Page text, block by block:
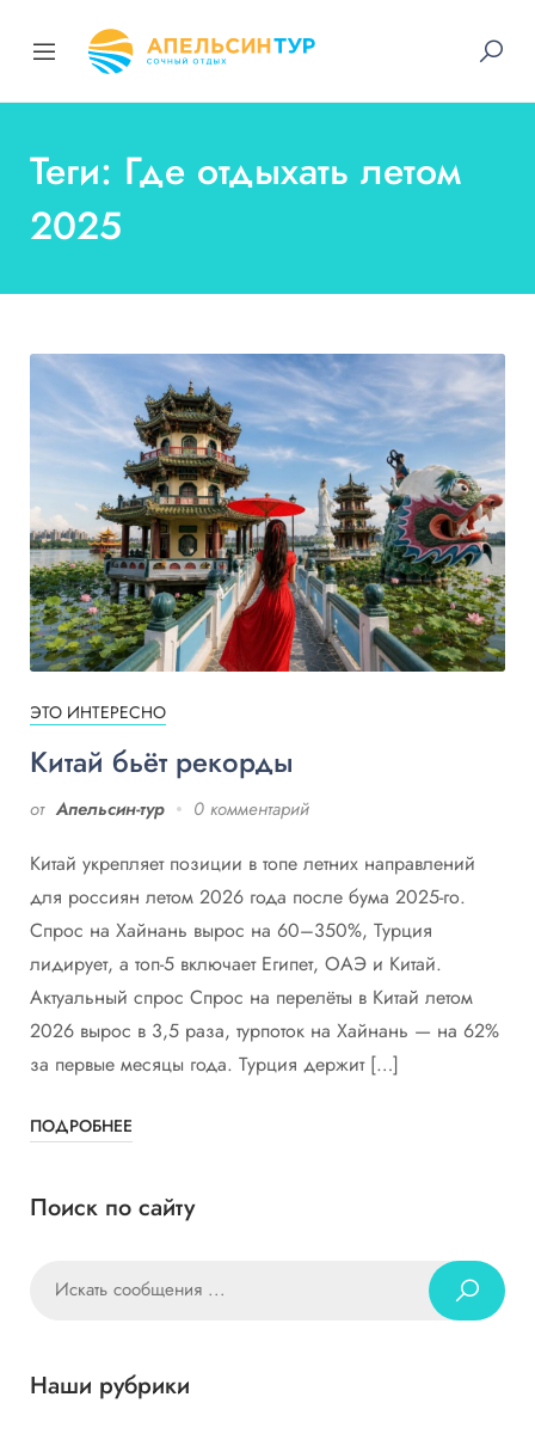
Теги: Где отдыхать летом
2025
ЭТО ИНТЕРЕСНО
Китай бьёт рекорды
от Апельсин-тур 0 комментарий
Китай укрепляет позиции в топе летних направлений
для россиян летом 2026 года после бума 2025-го.
Спрос на Хайнань вырос на 60–350%, Турция
лидирует, а топ-5 включает Египет, ОАЭ и Китай.
Актуальный спрос Спрос на перелёты в Китай летом
2026 вырос в 3,5 раза, турпоток на Хайнань — на 62%
за первые месяцы года. Турция держит […]
ПОДРОБНЕЕ
Поиск по сайту
Наши рубрики